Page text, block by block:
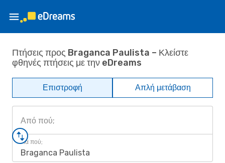
Πτήσεις προς Braganca Paulista – Κλείστε
φθηνές πτήσεις με την eDreams
Επιστροφή Απλή μετάβαση
Από πού;
Για πού;
Braganca Paulista